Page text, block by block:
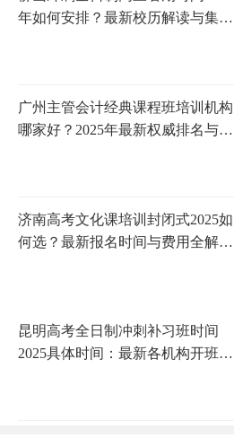
年如何安排？最新校历解读与集训
广州主管会计经典课程班培训机构
哪家好？2025年最新权威排名与科
济南高考文化课培训封闭式2025如
何选？最新报名时间与费用全解析
昆明高考全日制冲刺补习班时间
2025具体时间：最新各机构开班日